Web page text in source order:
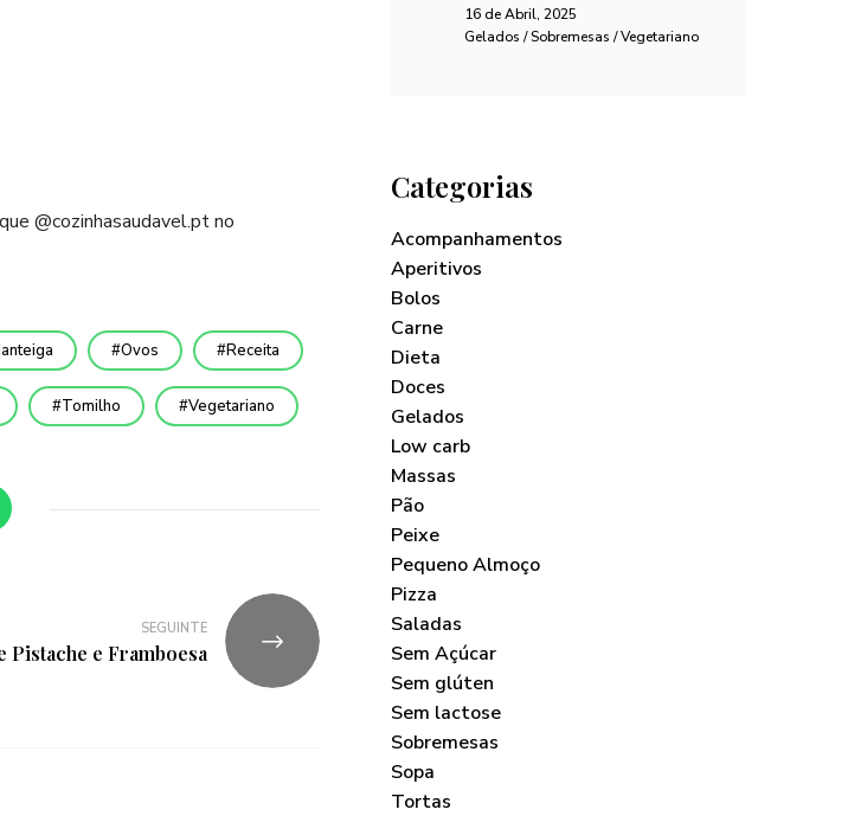
@cozinhasaudavel.pt no
Ovos Receita
Tomilho Vegetariano
SEGUINTE
Pistache e Framboesa
16 de Abril, 2025
Gelados / Sobremesas / Vegetariano
Categorias
Acompanhamentos
Aperitivos
Bolos
Carne
Dieta
Doces
Gelados
Low carb
Massas
Pão
Peixe
Pequeno Almoço
Pizza
Saladas
Sem Açúcar
Sem glúten
Sem lactose
Sobremesas
Sopa
Tortas